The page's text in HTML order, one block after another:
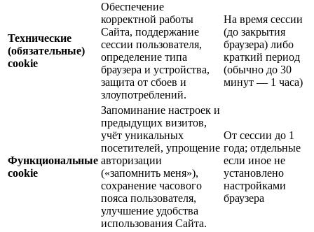
Технические
(обязательные)
cookie
Обеспечение
корректной работы
Сайта, поддержание
сессии пользователя,
определение типа
браузера и устройства,
защита от сбоев и
злоупотреблений.
На время сессии
(до закрытия
браузера) либо
краткий период
(обычно до 30
минут — 1 часа)
Функциональные
cookie
Запоминание настроек и
предыдущих визитов,
учёт уникальных
посетителей, упрощение
авторизации
(«запомнить меня»),
сохранение часового
пояса пользователя,
улучшение удобства
использования Сайта.
От сессии до 1
года; отдельные
если иное не
установлено
настройками
браузера